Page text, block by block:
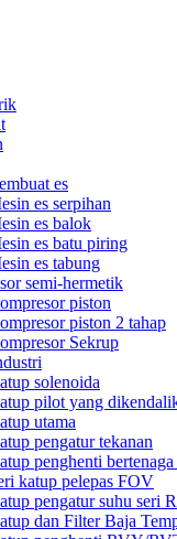
es
es serpihan
es balok
es batu piring
es tabung
semi-hermetik
piston
piston 2 tahap
Sekrup
solenoida
pilot yang
utama
pengatur tekanan
penghenti bertenaga
katup pelepas FOV
pengatur suhu seri
dan Filter Baja